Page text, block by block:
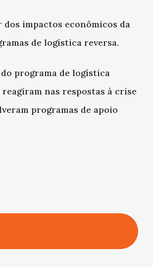
impactos econômicos da
de logística reversa.
programa de logística
nas respostas à crise
programas de apoio